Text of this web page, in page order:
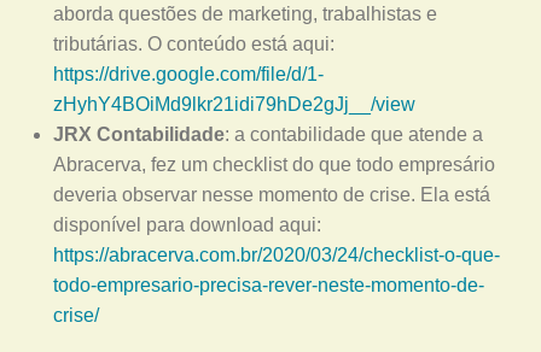
aborda questões de marketing, trabalhistas e
tributárias. O conteúdo está aqui:
https://drive.google.com/file/d/1-
zHyhY4BOiMd9lkr21idi79hDe2gJj__/view
JRX Contabilidade: a contabilidade que atende a
Abracerva, fez um checklist do que todo empresário
deveria observar nesse momento de crise. Ela está
disponível para download aqui:
https://abracerva.com.br/2020/03/24/checklist-o-que-
todo-empresario-precisa-rever-neste-momento-de-
crise/